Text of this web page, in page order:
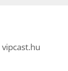
vipcast.hu